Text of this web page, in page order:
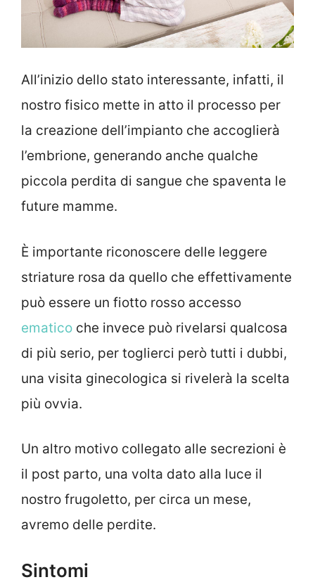
All’inizio dello stato interessante, infatti, il
nostro fisico mette in atto il processo per
la creazione dell’impianto che accoglierà
l’embrione, generando anche qualche
piccola perdita di sangue che spaventa le
future mamme.
È importante riconoscere delle leggere
striature rosa da quello che effettivamente
può essere un fiotto rosso accesso
ematico che invece può rivelarsi qualcosa
di più serio, per toglierci però tutti i dubbi,
una visita ginecologica si rivelerà la scelta
più ovvia.
Un altro motivo collegato alle secrezioni è
il post parto, una volta dato alla luce il
nostro frugoletto, per circa un mese,
avremo delle perdite.
Sintomi